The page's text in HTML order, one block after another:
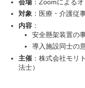
会場：Zoomによる
対象 ：医療・介護従
内容 ：
安全懸架装置の
導入施設同士の
主催 ：株式会社モリ
法士）